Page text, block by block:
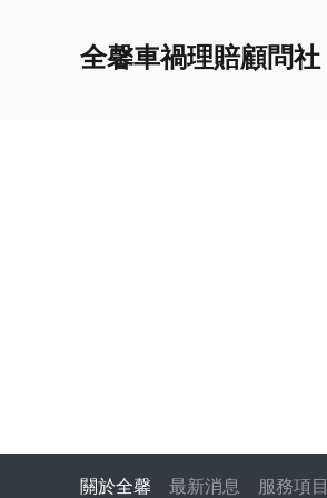
全馨車禍理賠顧問社
關於全馨 最新消息 服務項目